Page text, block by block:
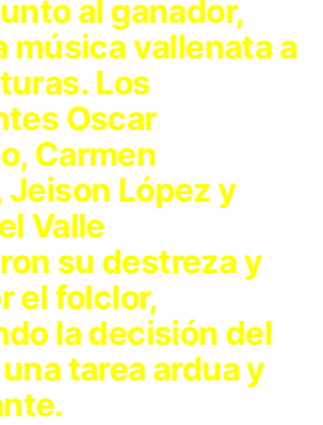
al ganador,
música vallenata a
Los
Oscar
Carmen
Jeison López y
Valle
su destreza y
el folclor,
la decisión del
tarea ardua y